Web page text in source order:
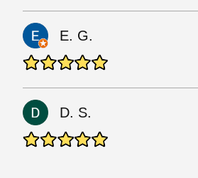
E. G.
D. S.